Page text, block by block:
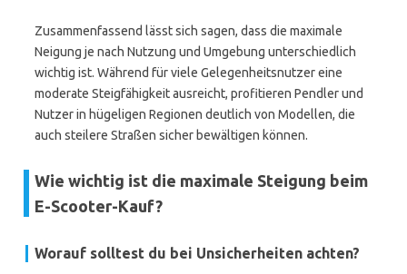
Zusammenfassend lässt sich sagen, dass die maximale
Neigung je nach Nutzung und Umgebung unterschiedlich
wichtig ist. Während für viele Gelegenheitsnutzer eine
moderate Steigfähigkeit ausreicht, profitieren Pendler und
Nutzer in hügeligen Regionen deutlich von Modellen, die
auch steilere Straßen sicher bewältigen können.
Wie wichtig ist die maximale Steigung beim
E-Scooter-Kauf?
Worauf solltest du bei Unsicherheiten achten?